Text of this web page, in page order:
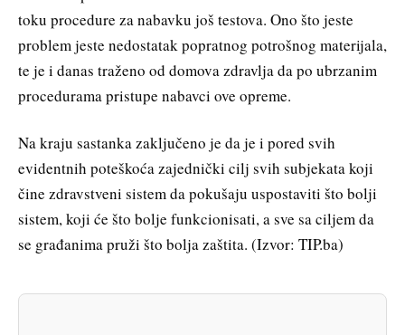
toku procedure za nabavku još testova. Ono što jeste
problem jeste nedostatak popratnog potrošnog materijala,
te je i danas traženo od domova zdravlja da po ubrzanim
procedurama pristupe nabavci ove opreme.
Na kraju sastanka zaključeno je da je i pored svih
evidentnih poteškoća zajednički cilj svih subjekata koji
čine zdravstveni sistem da pokušaju uspostaviti što bolji
sistem, koji će što bolje funkcionisati, a sve sa ciljem da
se građanima pruži što bolja zaštita. (Izvor: TIP.ba)